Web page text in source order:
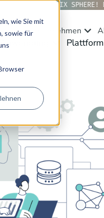
wie Sie mit
sowie für
VON PANTOPIX SPHERE!
Unternehmen
Anwendung Plattform